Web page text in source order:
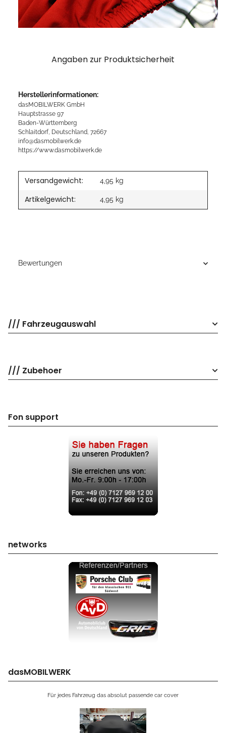
Angaben zur Produktsicherheit
Herstellerinformationen:
dasMOBILWERK GmbH
Hauptstrasse 97
Baden-Württemberg
Schlaitdorf, Deutschland, 72667
info@dasmobilwerk.de
https://www.dasmobilwerk.de
Versandgewicht: 4,95 kg
Artikelgewicht: 4,95 kg
Bewertungen
/// Fahrzeugauswahl
/// Zubehoer
Fon support
networks
dasMOBILWERK
Für jedes Fahrzeug das absolut passende car cover